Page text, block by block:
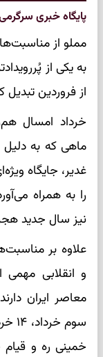
پایگاه خبری
مملو از
به یکی از
از فروردین تبدیل
خرداد امسال
ماهی که به دلیل
غدیر، جایگاه
نیز سال جدید
علاوه بر
و انقلابی
معاصر ایران